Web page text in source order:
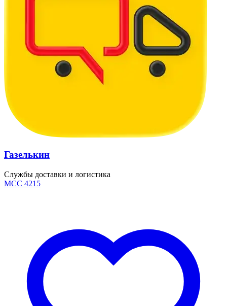
Газелькин
Службы доставки и логистика
MCC 4215